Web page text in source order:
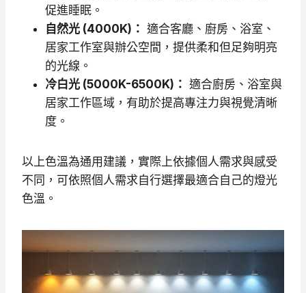
促進睡眠。
自然光 (4000K)： 適合客廳、廚房、浴室、
居家工作室與辦公空間，提供柔和但足夠明亮
的光線。
冷白光 (5000K-6500K)： 適合廚房、浴室與
居家工作區域，有助於提高專注力與視覺清晰
度。
以上色溫為通用建議，實際上依據個人需求與感受
不同，可依照個人需求自行選擇最適合自己的燈光
色溫。